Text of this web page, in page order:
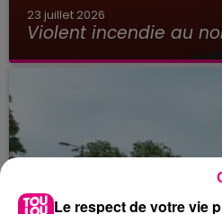
23 juillet 2026
Violent incendie au
Le respect de votre vie